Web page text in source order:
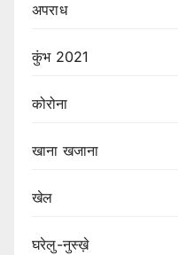
अपराध
कुंभ 2021
कोरोना
खाना खजाना
खेल
घरेलु-नुस्ख़े